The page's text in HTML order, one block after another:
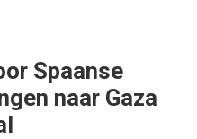
Spaanse
naar Gaza